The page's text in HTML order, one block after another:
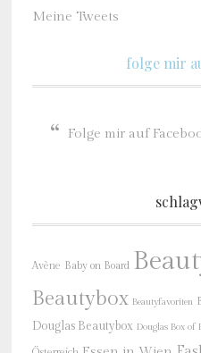
Meine Tweets
folge mir
Folge mir auf
Avène Baby on Board
Beautybox Beautyfavoriten
Douglas Beautybox Douglas Box of